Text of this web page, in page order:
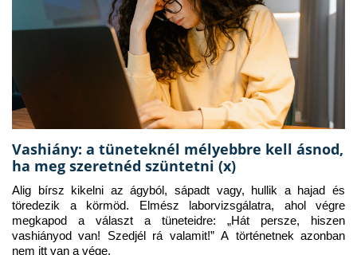
Vashiány: a tüneteknél mélyebbre kell ásnod,
ha meg szeretnéd szüntetni (x)
Alig bírsz kikelni az ágyból, sápadt vagy, hullik a hajad és
töredezik a körmöd. Elmész laborvizsgálatra, ahol végre
megkapod a választ a tüneteidre: „Hát persze, hiszen
vashiányod van! Szedjél rá valamit!” A történetnek azonban
nem itt van a vége.